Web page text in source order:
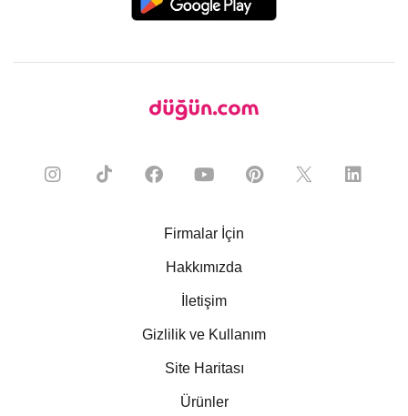
Firmalar İçin
Hakkımızda
İletişim
Gizlilik ve Kullanım
Site Haritası
Ürünler